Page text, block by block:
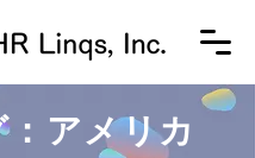
アメリカ